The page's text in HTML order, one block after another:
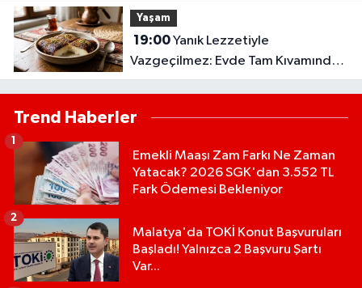
Yaşam
19:00Yanık Lezzetiyle
Vazgeçilmez: Evde Tam Kıvamında
Kazandibi Tarifi
Trend Haberler
Emekli Maaşı Zam Farkı Ne Zaman
Yatacak? 2026 SGK'dan 3.552 TL
Fark Ödemesi Bekleniyor
1
Malatya'da TOKİ Konut Başvuruları
Başladı! Yalnızca 2 Başvuru Şartı
Var...
2